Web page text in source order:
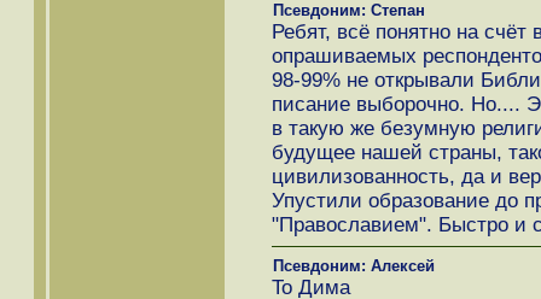
Псевдоним: Степан
Ребят, всё понятно на
опрашиваемых
98-99% не открывали
писание выборочно. Но....
в такую же безумную
будущее нашей страны,
цивилизованность, да и
Упустили образование до
"Православием". Быстро и
Псевдоним: Алексей
To Дима